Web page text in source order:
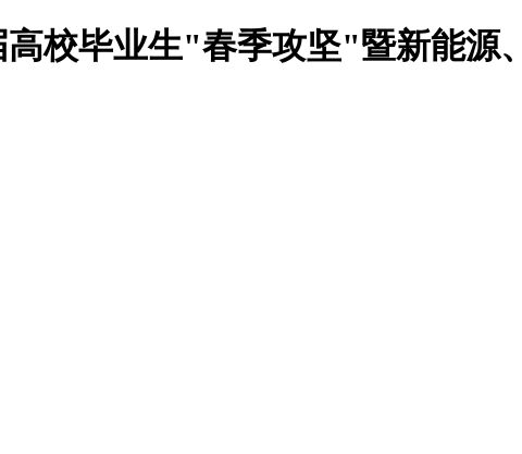
高校毕业生"春季攻坚"暨新能源